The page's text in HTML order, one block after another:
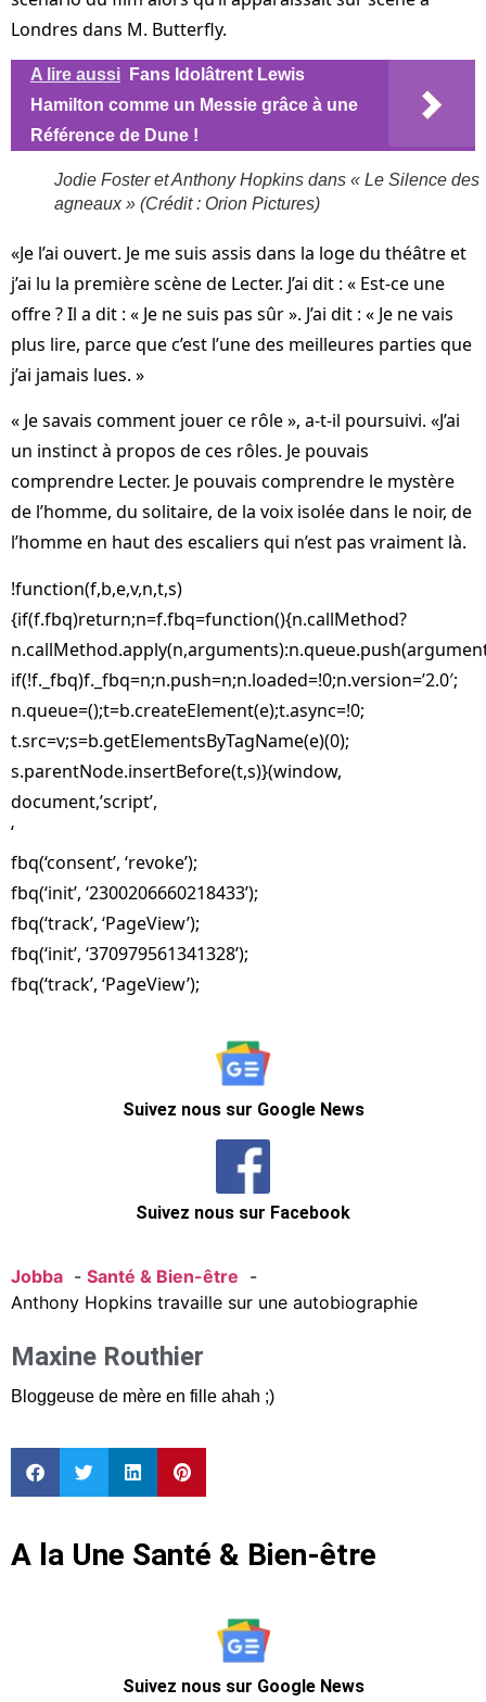
Londres dans M. Butterfly.
A lire aussi
Fans Idolâtrent Lewis
Hamilton comme un Messie grâce à une
Référence de Dune !
Jodie Foster et Anthony Hopkins dans « Le Silence des
agneaux » (Crédit : Orion Pictures)
«Je l’ai ouvert. Je me suis assis dans la loge du théâtre et
j’ai lu la première scène de Lecter. J’ai dit : « Est-ce une
offre ? Il a dit : « Je ne suis pas sûr ». J’ai dit : « Je ne vais
plus lire, parce que c’est l’une des meilleures parties que
j’ai jamais lues. »
« Je savais comment jouer ce rôle », a-t-il poursuivi. «J’ai
un instinct à propos de ces rôles. Je pouvais
comprendre Lecter. Je pouvais comprendre le mystère
de l’homme, du solitaire, de la voix isolée dans le noir, de
l’homme en haut des escaliers qui n’est pas vraiment là.
!function(f,b,e,v,n,t,s)
{if(f.fbq)return;n=f.fbq=function(){n.callMethod?
if(!f._fbq)f._fbq=n;n.push=n;n.loaded=!0;n.version=’2.0′;
n.queue=();t=b.createElement(e);t.async=!0;
t.src=v;s=b.getElementsByTagName(e)(0);
s.parentNode.insertBefore(t,s)}(window,
document,’script’,
‘
fbq(‘consent’, ‘revoke’);
fbq(‘init’, ‘2300206660218433’);
fbq(‘track’, ‘PageView’);
fbq(‘init’, ‘370979561341328’);
fbq(‘track’, ‘PageView’);
Suivez nous sur Google News
Suivez nous sur Facebook
Jobba
Santé & Bien-être
Anthony Hopkins travaille sur une autobiographie
Maxine Routhier
Bloggeuse de mère en fille ahah ;)
A la Une Santé & Bien-être
Suivez nous sur Google News